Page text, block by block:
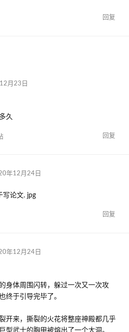
回复
月23日
久
回复
年12月24日
写论文. jpg
回复
年12月24日
身体周围闪转，躲过一次又一次攻
终于引导完毕了。
开来，撕裂的火花将整座神殿都几乎